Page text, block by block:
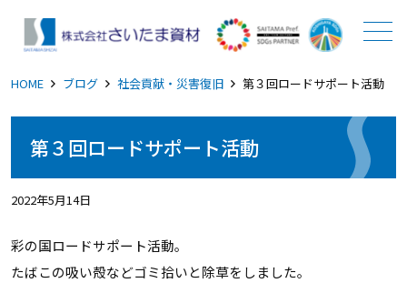
メニュー
HOME ブログ 社会貢献・災害復旧 第３回ロードサポート活動
第３回ロードサポート活動
2022年5月14日
彩の国ロードサポート活動。
たばこの吸い殻などゴミ拾いと除草をしました。